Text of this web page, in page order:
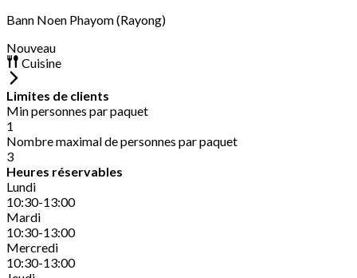
Bann Noen Phayom (Rayong)
Nouveau
Cuisine
Limites de clients
Min personnes par paquet
1
Nombre maximal de personnes par paquet
3
Heures réservables
Lundi
10:30-13:00
Mardi
10:30-13:00
Mercredi
10:30-13:00